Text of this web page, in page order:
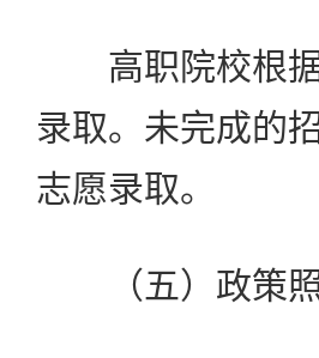
高职院校根据
录取。未完成的
志愿录取。
（五）政策